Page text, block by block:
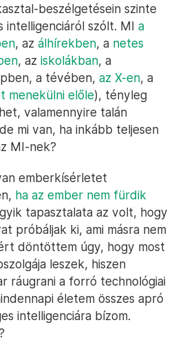
beszélgetésein szinte
intelligenciáról szólt. MI a
, az álhírekben, a netes
, az iskolákban, a
a tévében, az X-en, a
menekülni előle), tényleg
valamennyire talán
mi van, ha inkább teljesen
MI-nek?
emberkísérletet
ha az ember nem fürdik
tapasztalata az volt, hogy
próbáljak ki, ami másra nem
döntöttem úgy, hogy most
leszek, hiszen
ráugrani a forró technológiai
életem összes apró
intelligenciára bízom.